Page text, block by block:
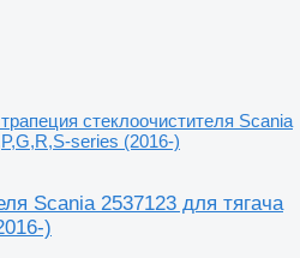
трапеция стеклоочистителя Scania
series (2016-)
Scania 2537123 для тягача
)